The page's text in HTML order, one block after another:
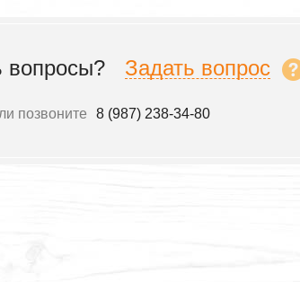
вопросы? Задать вопрос
позвоните 8 (987) 238-34-80